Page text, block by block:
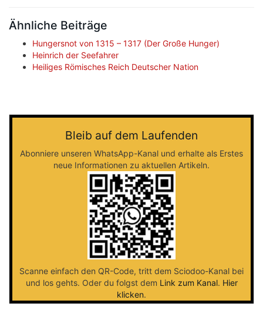
Ähnliche Beiträge
Hungersnot von 1315 – 1317 (Der Große Hunger)
Heinrich der Seefahrer
Heiliges Römisches Reich Deutscher Nation
Bleib auf dem Laufenden
Abonniere unseren WhatsApp-Kanal und erhalte als Erstes
neue Informationen zu aktuellen Artikeln.
Scanne einfach den QR-Code, tritt dem Sciodoo-Kanal bei
und los gehts. Oder du folgst dem Link zum Kanal. Hier
klicken.